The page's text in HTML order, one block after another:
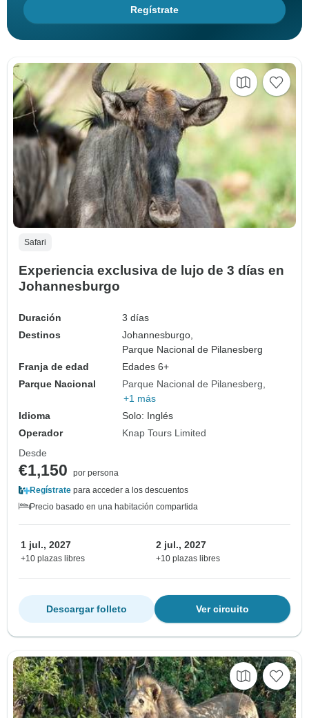
Regístrate
Safari
Experiencia exclusiva de lujo de 3 días en
Johannesburgo
Duración
3 días
Destinos
Johannesburgo,
Parque Nacional de Pilanesberg
Franja de edad
Edades 6+
Parque Nacional
Parque Nacional de Pilanesberg
+1 más
Idioma
Solo: Inglés
Operador
Knap Tours Limited
Desde
€1,150
por persona
Regístrate para acceder a los descuentos
Precio basado en una habitación compartida
1 jul., 2027
+10 plazas libres
2 jul., 2027
+10 plazas libres
Ver circuito
Descargar folleto